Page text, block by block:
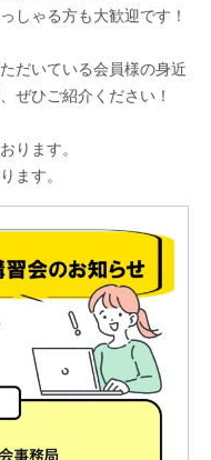
しゃる方も大歓迎です！
だいている会員様の身近
ぜひご紹介ください！
ります。
ます。